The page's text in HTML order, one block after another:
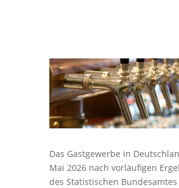
Das Gastgewerbe in
Mai 2026 nach vorläufigen
des Statistischen Bundesamtes